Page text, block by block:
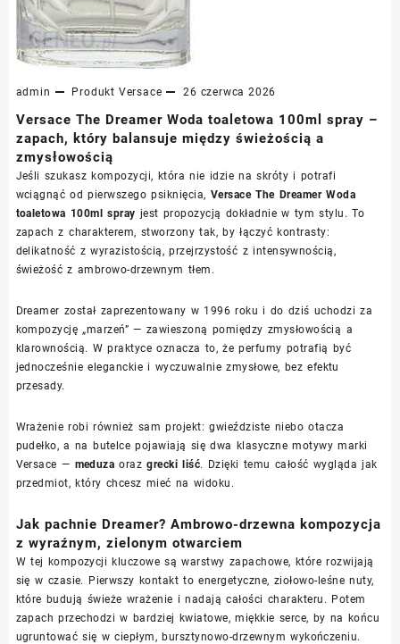
admin Produkt Versace 26 czerwca 2026
Versace The Dreamer Woda toaletowa 100ml spray –
zapach, który balansuje między świeżością a
zmysłowością
Jeśli szukasz kompozycji, która nie idzie na skróty i potrafi
wciągnąć od pierwszego psiknięcia, Versace The Dreamer Woda
toaletowa 100ml spray jest propozycją dokładnie w tym stylu. To
zapach z charakterem, stworzony tak, by łączyć kontrasty:
delikatność z wyrazistością, przejrzystość z intensywnością,
świeżość z ambrowo-drzewnym tłem.
Dreamer został zaprezentowany w 1996 roku i do dziś uchodzi za
kompozycję „marzeń” — zawieszoną pomiędzy zmysłowością a
klarownością. W praktyce oznacza to, że perfumy potrafią być
jednocześnie eleganckie i wyczuwalnie zmysłowe, bez efektu
przesady.
Wrażenie robi również sam projekt: gwieździste niebo otacza
pudełko, a na butelce pojawiają się dwa klasyczne motywy marki
Versace — meduza orazgrecki liść. Dzięki temu całość wygląda jak
przedmiot, który chcesz mieć na widoku.
Jak pachnie Dreamer? Ambrowo-drzewna kompozycja
z wyraźnym, zielonym otwarciem
W tej kompozycji kluczowe są warstwy zapachowe, które rozwijają
się w czasie. Pierwszy kontakt to energetyczne, ziołowo-leśne nuty,
które budują świeże wrażenie i nadają całości charakteru. Potem
zapach przechodzi w bardziej kwiatowe, miękkie serce, by na końcu
ugruntować się w ciepłym, bursztynowo-drzewnym wykończeniu.